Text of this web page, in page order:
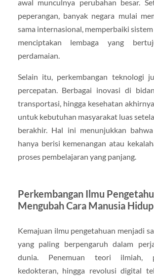
awal munculnya perubahan besar.
peperangan, banyak negara mulai
sama internasional, memperbaiki
menciptakan lembaga yang
perdamaian.
Selain itu, perkembangan teknologi
percepatan. Berbagai inovasi di
transportasi, hingga kesehatan
untuk kebutuhan masyarakat luas
berakhir. Hal ini menunjukkan
hanya berisi kemenangan atau
proses pembelajaran yang panjang.
Perkembangan Ilmu
Mengubah Cara Manusia Hidup
Kemajuan ilmu pengetahuan menjadi
yang paling berpengaruh dalam
dunia. Penemuan teori ilmiah,
kedokteran, hingga revolusi digital